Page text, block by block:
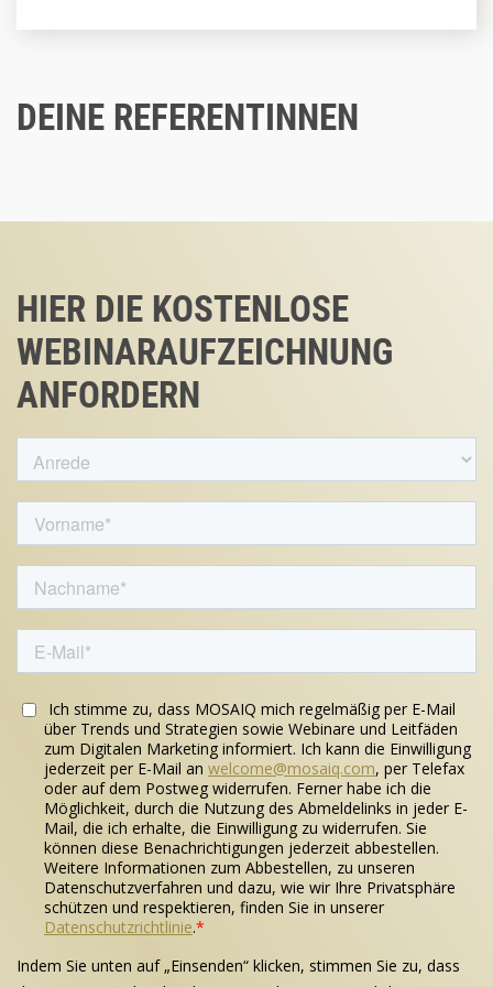
DEINE REFERENTINNEN
HIER DIE KOSTENLOSE
WEBINARAUFZEICHNUNG
ANFORDERN